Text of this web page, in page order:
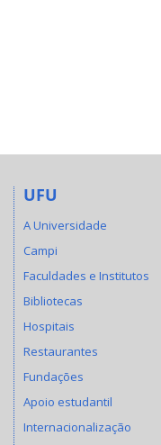
UFU
A Universidade
Campi
Faculdades e Institutos
Bibliotecas
Hospitais
Restaurantes
Fundações
Apoio estudantil
Internacionalização